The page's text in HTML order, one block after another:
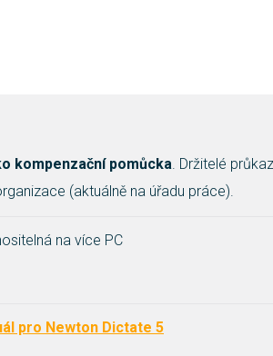
kompenzační pomůcka. Držitelé
(aktuálně na úřadu práce).
na více PC
pro Newton Dictate 5